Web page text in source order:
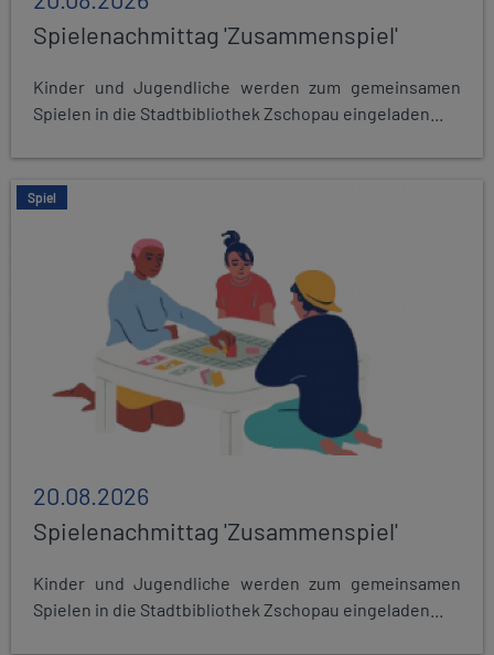
Spielenachmittag 'Zusammenspiel'
Kinder und Jugendliche werden zum gemeinsamen
Spielen in die Stadtbibliothek Zschopau eingeladen...
Spiel
20.08.2026
Spielenachmittag 'Zusammenspiel'
Kinder und Jugendliche werden zum gemeinsamen
Spielen in die Stadtbibliothek Zschopau eingeladen...